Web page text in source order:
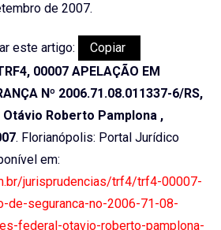
de 2007.
este artigo:
Copiar
00007 APELAÇÃO EM
Nº 2006.71.08.011337-6/RS,
Roberto Pamplona ,
. Florianópolis: Portal Jurídico
em:
jurisprudencias/trf4/trf4-00007-
de-seguranca-no-2006-71-08-
federal-otavio-roberto-pamplona-